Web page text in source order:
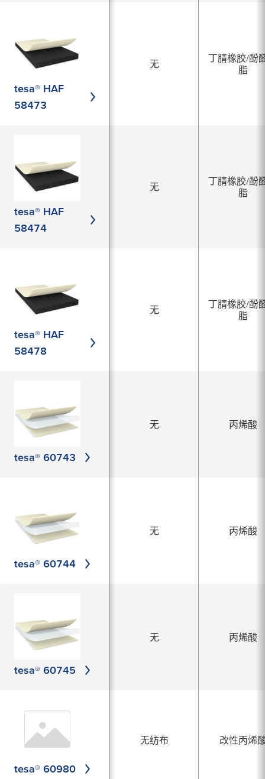
tesa® HAF
58473
无
丁腈橡胶/酚
脂
tesa® HAF
58474
无
丁腈橡胶/酚
脂
tesa® HAF
58478
无
丁腈橡胶/酚
脂
tesa® 60743
无 丙烯酸
tesa® 60744
无 丙烯酸
tesa® 60745
无 丙烯酸
tesa® 60980
无纺布 改性丙烯